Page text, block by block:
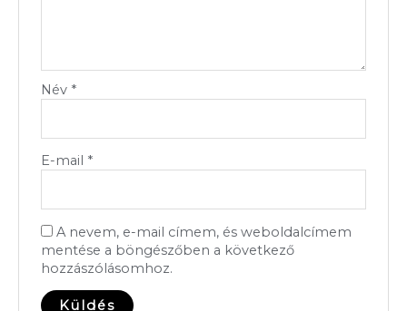
Név *
E-mail *
A nevem, e-mail címem, és weboldalcímem
mentése a böngészőben a következő
hozzászólásomhoz.